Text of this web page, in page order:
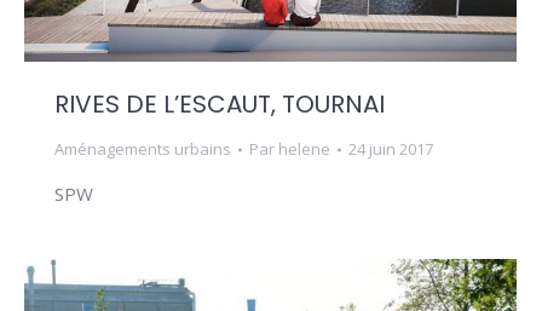
RIVES DE L’ESCAUT, TOURNAI
Aménagements urbains Par helene 24 juin 2017
SPW